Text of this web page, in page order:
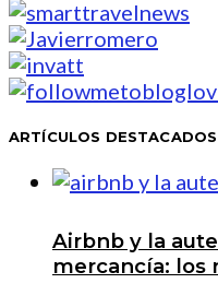
ARTÍCULOS DESTACADOS
Airbnb y la
mercancía: los